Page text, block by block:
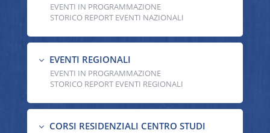
EVENTI IN PROGRAMMAZIONE
STORICO REPORT EVENTI NAZIONALI
3 EVENTI REGIONALI
EVENTI IN PROGRAMMAZIONE
STORICO REPORT EVENTI REGIONALI
3 CORSI RESIDENZIALI CENTRO STUDI